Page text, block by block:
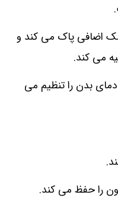
نمک اضافی پاک می کند و
می کند.
بدن را تنظیم می